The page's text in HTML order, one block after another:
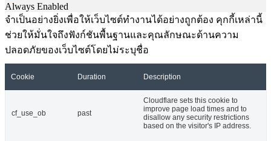
Always Enabled
จำเป็นอย่างยิ่งเพื่อให้เว็บไซต์ทำงานได้อย่างถูกต้อง คุกกี้เหล่านี้
ช่วยให้มั่นใจถึงฟังก์ชันพื้นฐานและคุณลักษณะด้านความ
ปลอดภัยของเว็บไซต์โดยไม่ระบุชื่อ
Cookie Duration Description
cf_use_ob past
Cloudflare sets this cookie to
improve page load times and to
disallow any security restrictions
based on the visitor's IP address.